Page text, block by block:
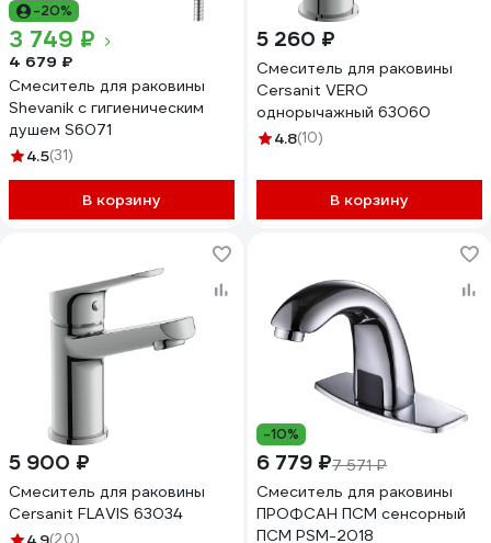
-20%
3 749 ₽
4 679 ₽
Смеситель для раковины
Shevanik с гигиеническим
душем S6071
4.5(31)
В корзину
5 260 ₽
Смеситель для раковины
Cersanit VERO
однорычажный 63060
4.8(10)
В корзину
5 900 ₽
Смеситель для раковины
Cersanit FLAVIS 63034
(20)
-10%
6 779 ₽7 571 ₽
Смеситель для раковины
ПРОФСАН ПСМ сенсорный
ПСМ PSM-2018